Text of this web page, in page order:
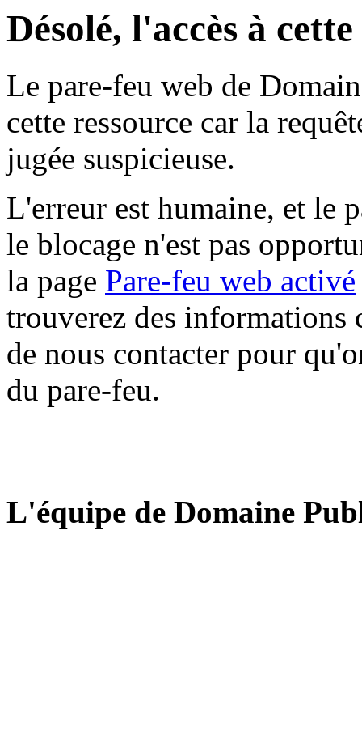
Désolé, l'accès à
Le pare-feu web de
cette ressource car la
jugée suspicieuse.
L'erreur est humaine, et le
le blocage n'est pas
la page Pare-feu web activé
trouverez des informations
de nous contacter pour
du pare-feu.
L'équipe de Domaine